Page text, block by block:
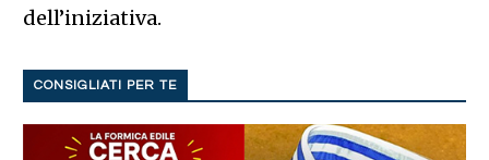
dell’iniziativa.
CONSIGLIATI PER TE